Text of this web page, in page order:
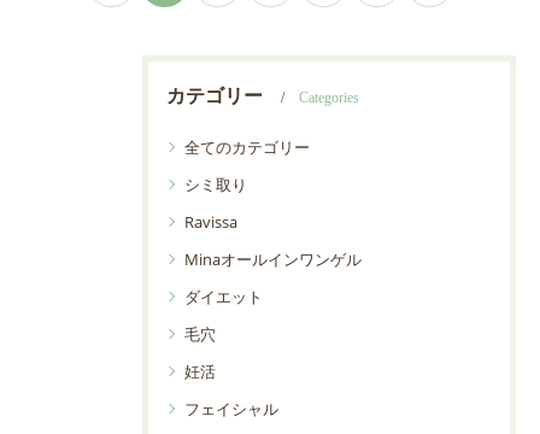
カテゴリー Categories
全てのカテゴリー
シミ取り
Ravissa
Minaオールインワンゲル
ダイエット
毛穴
妊活
フェイシャル